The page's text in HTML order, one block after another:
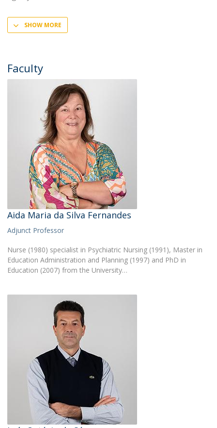
SHOW MORE
Faculty
Aida Maria da Silva Fernandes
Adjunct Professor
Nurse (1980) specialist in Psychiatric Nursing (1991), Master in
Education Administration and Planning (1997) and PhD in
Education (2007) from the University…